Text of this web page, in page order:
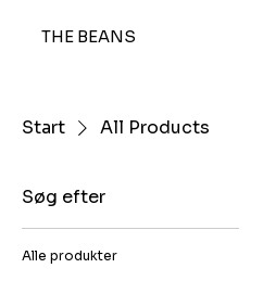
THE BEANS
Start All Products
Søg efter
Alle produkter